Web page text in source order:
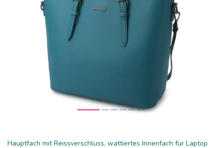
Hauptfach mit Reissverschluss, wattiertes Innenfach für Laptop